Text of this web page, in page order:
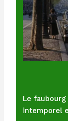
Le
intemporel